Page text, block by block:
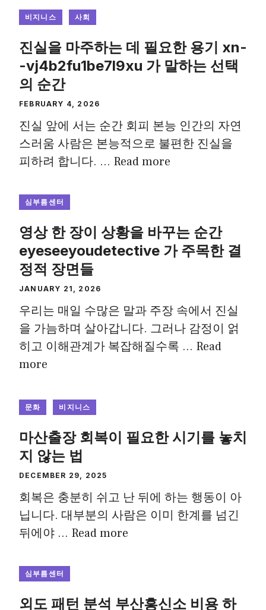
비지니스 사회
진실을 마주하는 데 필요한 용기 xn-
-vj4b2fu1be7l9xu 가 말하는 선택
의 순간
FEBRUARY 4, 2026
진실 앞에 서는 순간 회피 본능 인간의 자연
스러움 사람은 본능적으로 불편한 진실을
피하려 합니다. … Read more
심부름센터
영상 한 장이 상황을 바꾸는 순간
eyeseeyoudetective 가 주목한 결
정적 장면들
JANUARY 21, 2026
우리는 매일 수많은 말과 주장 속에서 진실
을 가늠하며 살아갑니다. 그러나 감정이 얽
히고 이해관계가 복잡해질수록 … Read
more
문화 비지니스
마산출장 회복이 필요한 시기를 놓치
지 않는 법
DECEMBER 29, 2025
회복은 충분히 쉬고 난 뒤에 하는 행동이 아
닙니다. 대부분의 사람은 이미 한계를 넘긴
뒤에야 … Read more
심부름센터
외도 패턴 분석 부산흥신소 비용 하